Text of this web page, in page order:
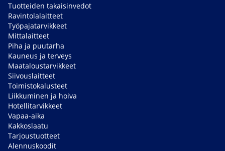
Tuotteiden takaisinvedot
Ravintolalaitteet
Työpajatarvikkeet
Mittalaitteet
Piha ja puutarha
Kauneus ja terveys
Maataloustarvikkeet
Siivouslaitteet
Toimistokalusteet
Liikkuminen ja hoiva
Hotellitarvikkeet
Vapaa-aika
Kakkoslaatu
Tarjoustuotteet
Alennuskoodit